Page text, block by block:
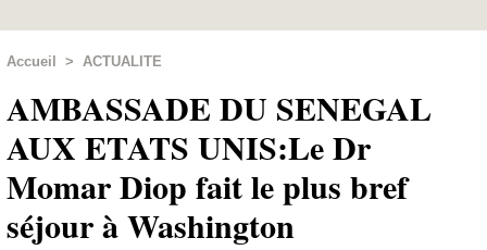
Accueil > ACTUALITE
AMBASSADE DU SENEGAL
AUX ETATS UNIS:Le Dr
Momar Diop fait le plus bref
séjour à Washington